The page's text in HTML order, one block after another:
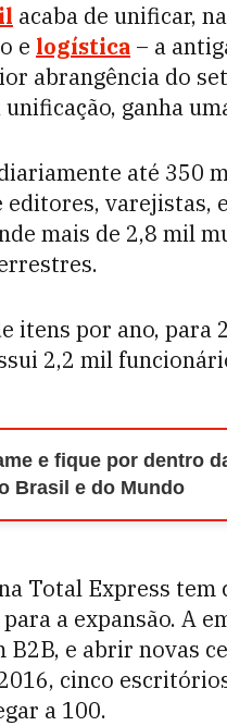
acaba de unificar,
e logística – a
abrangência do
ganha
até 350
varejistas,
mais de 2,8 mil
itens por ano, para
2,2 mil
e fique por dentro
Brasil e do Mundo
Total Express
a expansão. A
B2B, e abrir novas
cinco
a 100.